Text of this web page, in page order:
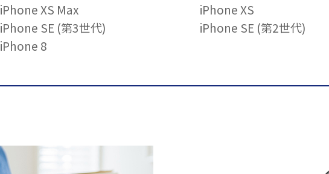
iPhone XS Max
iPhone XS
iPhone SE (第3世代)
iPhone SE (第2世代)
iPhone 8